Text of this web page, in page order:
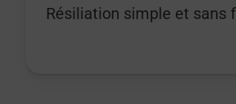
Résiliation simple et sans